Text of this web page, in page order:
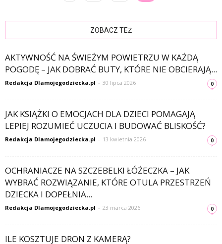
ZOBACZ TEŻ
AKTYWNOŚĆ NA ŚWIEŻYM POWIETRZU W KAŻDĄ
POGODĘ – JAK DOBRAĆ BUTY, KTÓRE NIE OBCIERAJĄ...
Redakcja Dlamojegodziecka.pl - 30 lipca 2026 0
JAK KSIĄŻKI O EMOCJACH DLA DZIECI POMAGAJĄ
LEPIEJ ROZUMIEĆ UCZUCIA I BUDOWAĆ BLISKOŚĆ?
Redakcja Dlamojegodziecka.pl - 13 kwietnia 2026 0
OCHRANIACZE NA SZCZEBELKI ŁÓŻECZKA – JAK
WYBRAĆ ROZWIĄZANIE, KTÓRE OTULA PRZESTRZEŃ
DZIECKA I DOPEŁNIA...
Redakcja Dlamojegodziecka.pl - 23 marca 2026 0
ILE KOSZTUJE DRON Z KAMERĄ?